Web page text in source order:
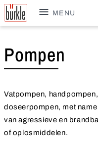
MENU
Pompen
Vatpompen,
doseerpompen, met
van agressieve en
of oplosmiddelen.